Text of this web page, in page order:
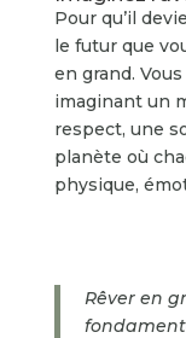
Pour qu’il
le futur que
en grand.
imaginant un
respect, une
planète où
physique,
Rêver en